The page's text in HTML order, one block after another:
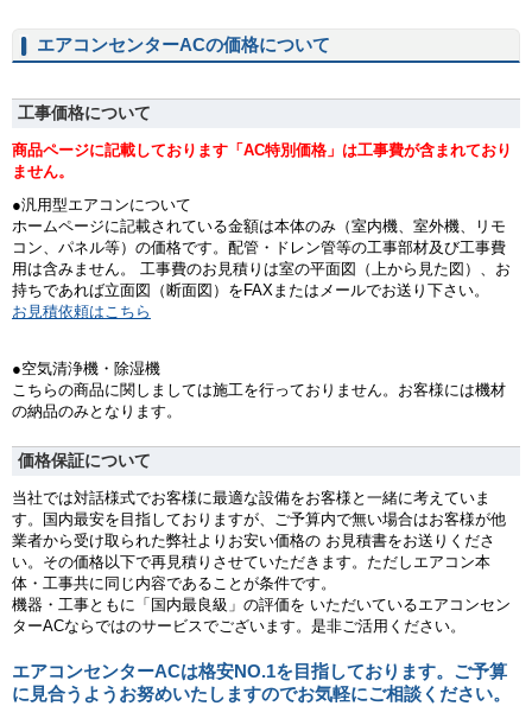
エアコンセンターACの価格について
工事価格について
商品ページに記載しております「AC特別価格」は工事費が含まれており
ません。
●汎用型エアコンについて
ホームページに記載されている金額は本体のみ（室内機、室外機、リモ
コン、パネル等）の価格です。配管・ドレン管等の工事部材及び工事費
用は含みません。 工事費のお見積りは室の平面図（上から見た図）、お
持ちであれば立面図（断面図）をFAXまたはメールでお送り下さい。
お見積依頼はこちら
●空気清浄機・除湿機
こちらの商品に関しましては施工を行っておりません。お客様には機材
の納品のみとなります。
価格保証について
当社では対話様式でお客様に最適な設備をお客様と一緒に考えていま
す。国内最安を目指しておりますが、ご予算内で無い場合はお客様が他
業者から受け取られた弊社よりお安い価格の お見積書をお送りくださ
い。その価格以下で再見積りさせていただきます。ただしエアコン本
体・工事共に同じ内容であることが条件です。
機器・工事ともに「国内最良級」の評価を いただいているエアコンセン
ターACならではのサービスでございます。是非ご活用ください。
エアコンセンターACは格安NO.1を目指しております。ご予算
に見合うようお努めいたしますのでお気軽にご相談ください。